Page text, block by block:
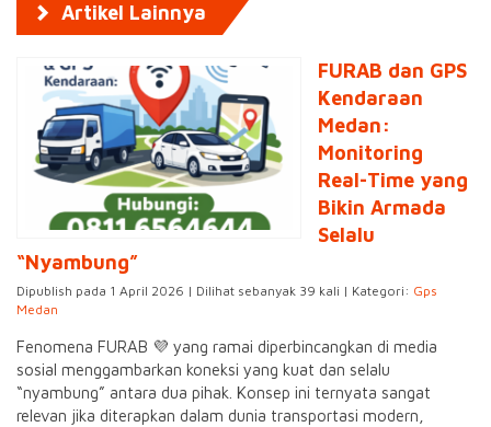
Artikel Lainnya
FURAB dan GPS
Kendaraan
Medan:
Monitoring
Real-Time yang
Bikin Armada
Selalu
“Nyambung”
Dipublish pada 1 April 2026 | Dilihat sebanyak 39 kali | Kategori: Gps
Medan
Fenomena FURAB 💜 yang ramai diperbincangkan di media
sosial menggambarkan koneksi yang kuat dan selalu
“nyambung” antara dua pihak. Konsep ini ternyata sangat
relevan jika diterapkan dalam dunia transportasi modern,